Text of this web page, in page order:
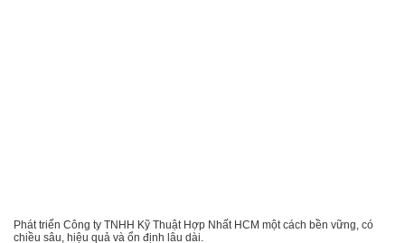
Phát triển Công ty TNHH Kỹ Thuật Hợp Nhất HCM một cách bền vững, có
chiều sâu, hiệu quả và ổn định lâu dài.